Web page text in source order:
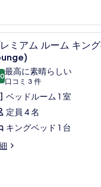
9 ミアム ルーム キン
点中 10.0
最高に素晴らしい
口コミ 3 件
(口
コ
ミ
3
件)
ベッドルーム 1 室
定員 4 名
キングベッド 1 台